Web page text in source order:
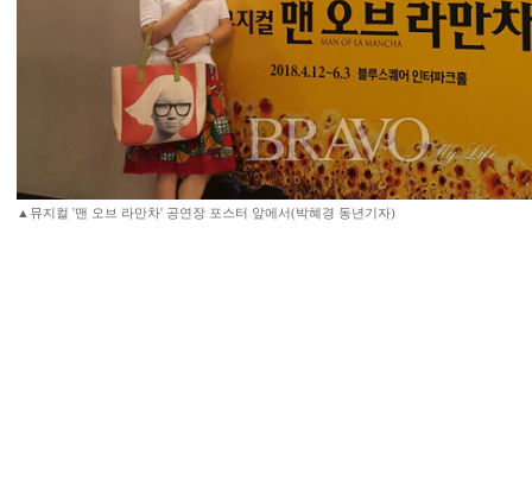
▲뮤지컬 '맨 오브 라만차' 공연장 포스터 앞에서(박혜경 동년기자)